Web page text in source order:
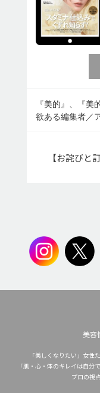
『美的』、『美
欲ある編集者／
【お詫びと
美容
「美しくなりたい」女性
「肌・心・体のキレイは自
プロの視